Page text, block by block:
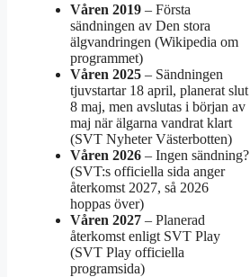
Våren 2019 – Första
sändningen av Den stora
älgvandringen (Wikipedia om
programmet)
Våren 2025 – Sändningen
tjuvstartar 18 april, planerat slut
8 maj, men avslutas i början av
maj när älgarna vandrat klart
(SVT Nyheter Västerbotten)
Våren 2026 – Ingen sändning?
(SVT:s officiella sida anger
återkomst 2027, så 2026
hoppas över)
Våren 2027 – Planerad
återkomst enligt SVT Play
(SVT Play officiella
programsida)